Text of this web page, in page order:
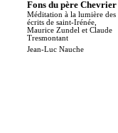
Fons du père Chevrier
Méditation à la lumière des
écrits de saint-Irénée,
Maurice Zundel et Claude
Tresmontant
Jean-Luc Nauche